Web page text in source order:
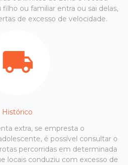
ou familiar entra ou sai delas,
de excesso de velocidade.
Histórico
extra, se empresta o
é possível consultar o
percorridas em determinada
locais conduziu com excesso de